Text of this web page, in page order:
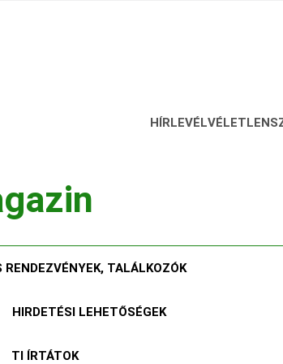
HÍRLEVÉL
RENDEZVÉNYEK, TALÁLKOZÓK
HIRDETÉSI LEHETŐSÉGEK
TI ÍRTÁTOK